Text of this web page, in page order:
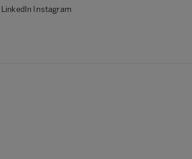
LinkedIn Instagram